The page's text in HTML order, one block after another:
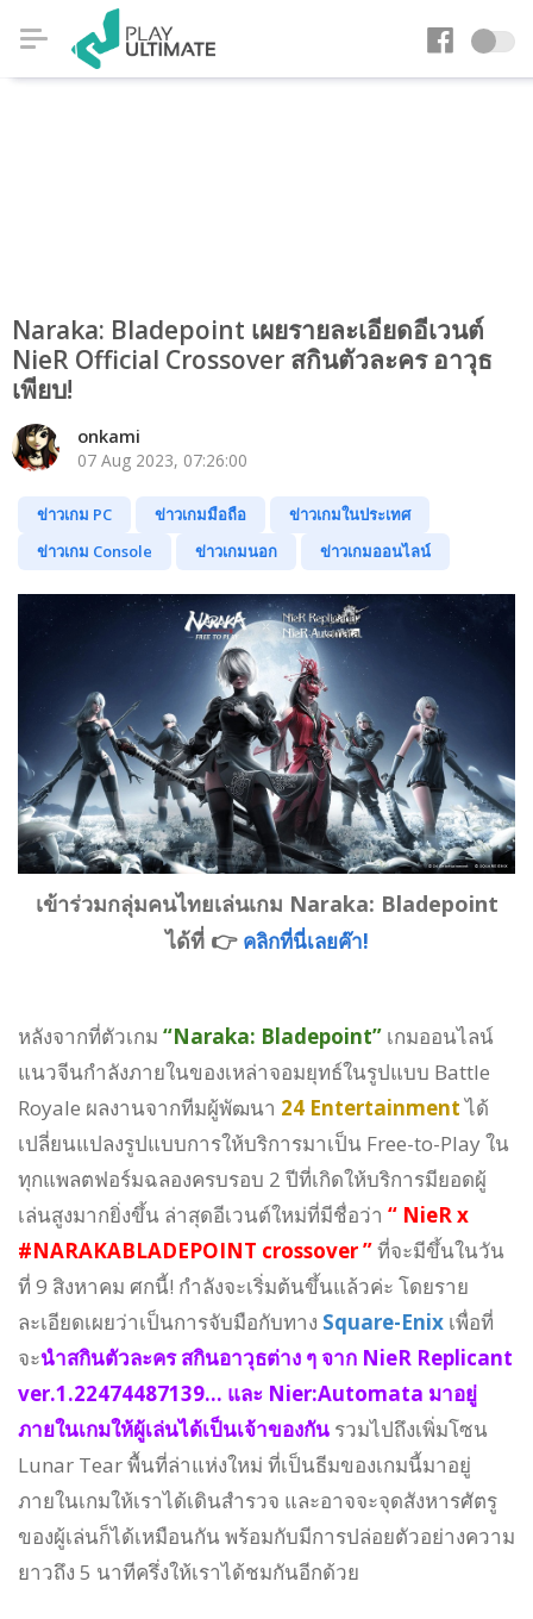
Naraka: Bladepoint เผยรายละเอียดอีเวนต์
NieR Official Crossover สกินตัวละคร อาวุธ
เพียบ!
onkami
07 Aug 2023, 07:26:00
ข่าวเกม PC ข่าวเกมมือถือ
ข่าวเกมในประเทศ
ข่าวเกม Console
ข่าวเกมนอก ข่าวเกมออนไลน์
เข้าร่วมกลุ่มคนไทยเล่นเกม Naraka: Bladepoint
ได้ที่ 👉 คลิกที่นี่เลยค๊า!
หลังจากที่ตัวเกม “Naraka: Bladepoint” เกมออนไลน์
แนวจีนกำลังภายในของเหล่าจอมยุทธ์ในรูปแบบ Battle
Royale ผลงานจากทีมผู้พัฒนา 24 Entertainmentได้
เปลี่ยนแปลงรูปแบบการให้บริการมาเป็น Free-to-Play ใน
ทุกแพลตฟอร์มฉลองครบรอบ 2 ปีที่เกิดให้บริการมียอดผู้
เล่นสูงมากยิ่งขึ้น ล่าสุดอีเวนต์ใหม่ที่มีชื่อว่า “ NieR x
#NARAKABLADEPOINT crossover ”ที่จะมีขึ้นในวัน
ที่ 9 สิงหาคม ศกนี้! กำลังจะเริ่มต้นขึ้นแล้วค่ะ โดยราย
ละเอียดเผยว่าเป็นการจับมือกับทาง Square-Enix เพื่อที่
จะนำสกินตัวละคร สกินอาวุธต่าง ๆ จาก NieR Replicant
ver.1.22474487139… และ Nier:Automata มาอยู่
ภายในเกมให้ผู้เล่นได้เป็นเจ้าของกัน รวมไปถึงเพิ่มโซน
Lunar Tear พื้นที่ล่าแห่งใหม่ ที่เป็นธีมของเกมนี้มาอยู่
ภายในเกมให้เราได้เดินสำรวจ และอาจจะจุดสังหารศัตรู
ของผู้เล่นก็ได้เหมือนกัน พร้อมกับมีการปล่อยตัวอย่างความ
ยาวถึง 5 นาทีครึ่งให้เราได้ชมกันอีกด้วย